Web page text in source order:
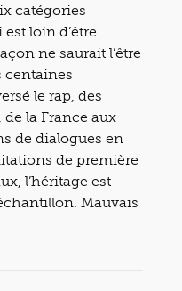
catégories
loin d’être
ne saurait l’être
centaines
le rap, des
de la France aux
de dialogues en
de première
l’héritage est
Mauvais